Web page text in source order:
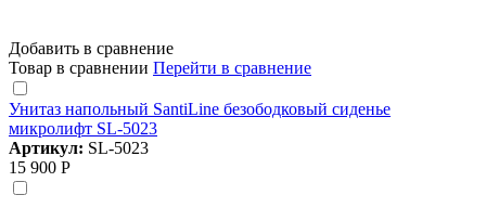
Добавить в сравнение
Товар в сравнении Перейти в сравнение
Унитаз напольный SantiLine безободковый сиденье
микролифт SL-5023
Артикул: SL-5023
15 900 Р